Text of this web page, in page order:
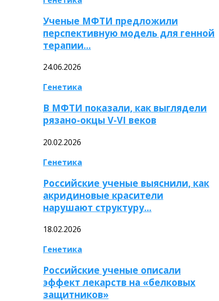
Ученые МФТИ предложили
перспективную модель для генной
терапии…
24.06.2026
Генетика
В МФТИ показали, как выглядели
рязано-окцы V-VI веков
20.02.2026
Генетика
Российские ученые выяснили, как
акридиновые красители
нарушают структуру…
18.02.2026
Генетика
Российские ученые описали
эффект лекарств на «белковых
защитников»